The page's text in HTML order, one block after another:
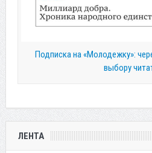
Подписка на «Молодежку»:
выбору
ЛЕНТА